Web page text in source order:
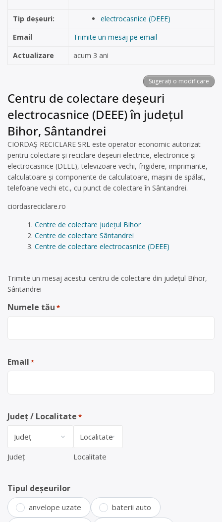
Tip deșeuri:
electrocasnice (DEEE)
Email
Trimite un mesaj pe email
Actualizare
acum 3 ani
Sugerați o modificare
Centru de colectare deșeuri
electrocasnice (DEEE) în județul
Bihor, Sântandrei
CIORDAȘ RECICLARE SRL este operator economic autorizat
pentru colectare și reciclare deșeuri electrice, electronice și
electrocasnice (DEEE), televizoare vechi, frigidere, imprimante,
calculatoare și componente de calculatoare, mașini de spălat,
telefoane vechi etc., cu punct de colectare în Sântandrei.
ciordasreciclare.ro
Centre de colectare județul Bihor
Centre de colectare Sântandrei
Centre de colectare electrocasnice (DEEE)
Trimite un mesaj acestui centru de colectare din județul Bihor,
Sântandrei
Numele tău *
Email *
Județ / Localitate *
Județ Localitate
Tipul deșeurilor
anvelope uzate baterii auto